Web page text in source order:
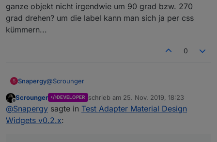
ganze objekt nicht irgendwie um 90 grad bzw. 270
grad drehen? um die label kann man sich ja per css
kümmern...
0
S Snapergy@Scrounger
ich bin jetzt auch nicht der Pro, aber den jqui slider
gibt es ja vertikal, vielleicht kann man da abkupfern?
mittels CSS kann ich den diskreten Slider ja drehen,
Offline
Scrounger DEVELOPER schrieb am 25. Nov. 2019, 18:23
zuletzt editiert von
@Snapergy sagte in Test Adapter Material Design
Widgets v0.2.x: